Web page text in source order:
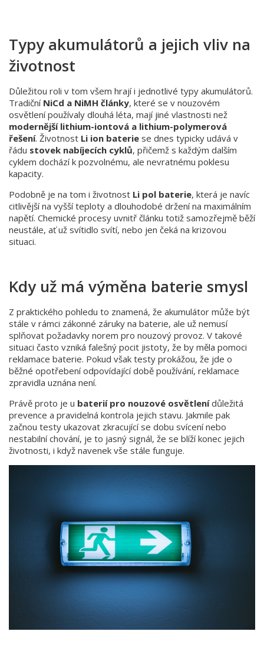
Typy akumulátorů a jejich vliv na
životnost
Důležitou roli v tom všem hrají i jednotlivé typy akumulátorů.
Tradiční NiCd a NiMH články, které se v nouzovém
osvětlení používaly dlouhá léta, mají jiné vlastnosti než
modernější lithium-iontová a lithium-polymerová
řešení. Životnost Li ion baterie se dnes typicky udává v
řádu stovek nabíjecích cyklů, přičemž s každým dalším
cyklem dochází k pozvolnému, ale nevratnému poklesu
kapacity.
Podobně je na tom i životnost Li pol baterie, která je navíc
citlivější na vyšší teploty a dlouhodobé držení na maximálním
napětí. Chemické procesy uvnitř článku totiž samozřejmě běží
neustále, ať už svítidlo svítí, nebo jen čeká na krizovou
situaci.
Kdy už má výměna baterie smysl
Z praktického pohledu to znamená, že akumulátor může být
stále v rámci zákonné záruky na baterie, ale už nemusí
splňovat požadavky norem pro nouzový provoz. V takové
situaci často vzniká falešný pocit jistoty, že by měla pomoci
reklamace baterie. Pokud však testy prokážou, že jde o
běžné opotřebení odpovídající době používání, reklamace
zpravidla uznána není.
Právě proto je u baterií pro nouzové osvětlenídůležitá
prevence a pravidelná kontrola jejich stavu. Jakmile pak
začnou testy ukazovat zkracující se dobu svícení nebo
nestabilní chování, je to jasný signál, že se blíží konec jejich
životnosti, i když navenek vše stále funguje.